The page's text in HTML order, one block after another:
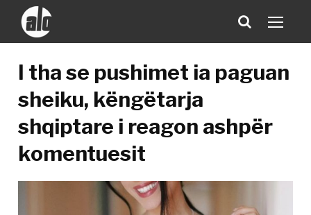
I tha se pushimet ia paguan
sheiku, këngëtarja
shqiptare i reagon ashpër
komentuesit